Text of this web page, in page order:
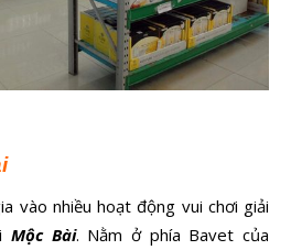
vào nhiều hoạt động vui chơi giải
Mộc Bài. Nằm ở phía Bavet của